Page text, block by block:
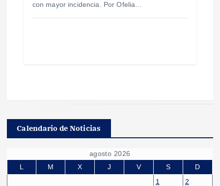
con mayor incidencia. Por Ofelia…
Calendario de Noticias
agosto 2026
L
M X J V S
D
1
2